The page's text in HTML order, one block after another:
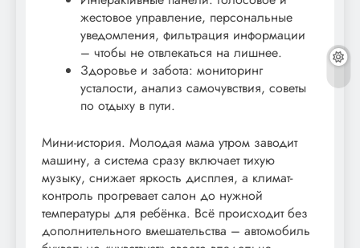
жестовое управление, персональные
уведомления, фильтрация информации
– чтобы не отвлекаться на лишнее.
Здоровье и забота: мониторинг
усталости, анализ самочувствия, советы
по отдыху в пути.
Мини-история. Молодая мама утром заводит
машину, а система сразу включает тихую
музыку, снижает яркость дисплея, а климат-
контроль прогревает салон до нужной
температуры для ребёнка. Всё происходит без
дополнительного вмешательства – автомобиль